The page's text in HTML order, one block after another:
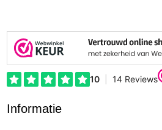
Informatie